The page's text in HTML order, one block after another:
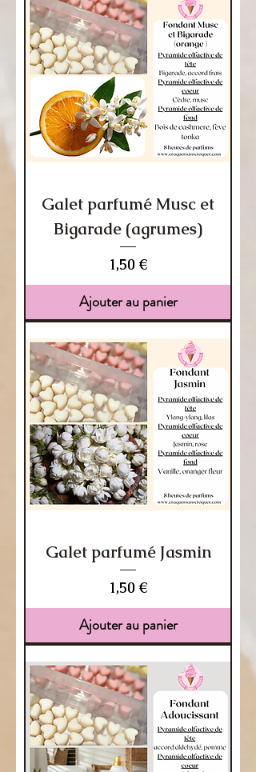
Galet parfumé Musc et
Bigarade (agrumes)
Prix
1,50 €
Ajouter au panier
Galet parfumé Jasmin
Prix
1,50 €
Ajouter au panier